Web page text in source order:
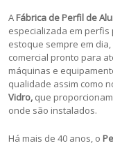
A Fábrica de Perfil de
especializada em perfis
estoque sempre em
comercial pronto para
máquinas e
qualidade assim como
Vidro, que
onde são instalados.
Há mais de 40 anos, o